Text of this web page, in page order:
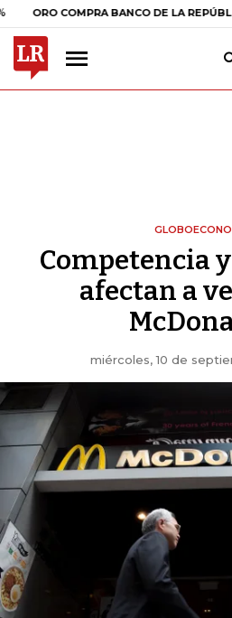
COMPRA BANCO DE LA REPÚBLICA $
Competencia
afectan a
miércoles, 10 de